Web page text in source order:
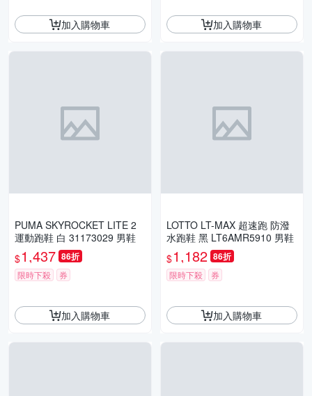
加入購物車 加入購物車
PUMA SKYROCKET LITE 2
運動跑鞋 白 31173029 男鞋
$1,437 86折
限時下殺 券
加入購物車
LOTTO LT-MAX 超速跑 防潑
水跑鞋 黑 LT6AMR5910 男鞋
$1,182 86折
限時下殺 券
加入購物車